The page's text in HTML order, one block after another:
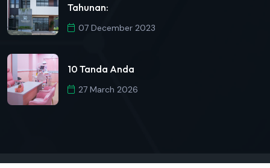
Tahunan:
07 December 2023
10 Tanda Anda
27 March 2026